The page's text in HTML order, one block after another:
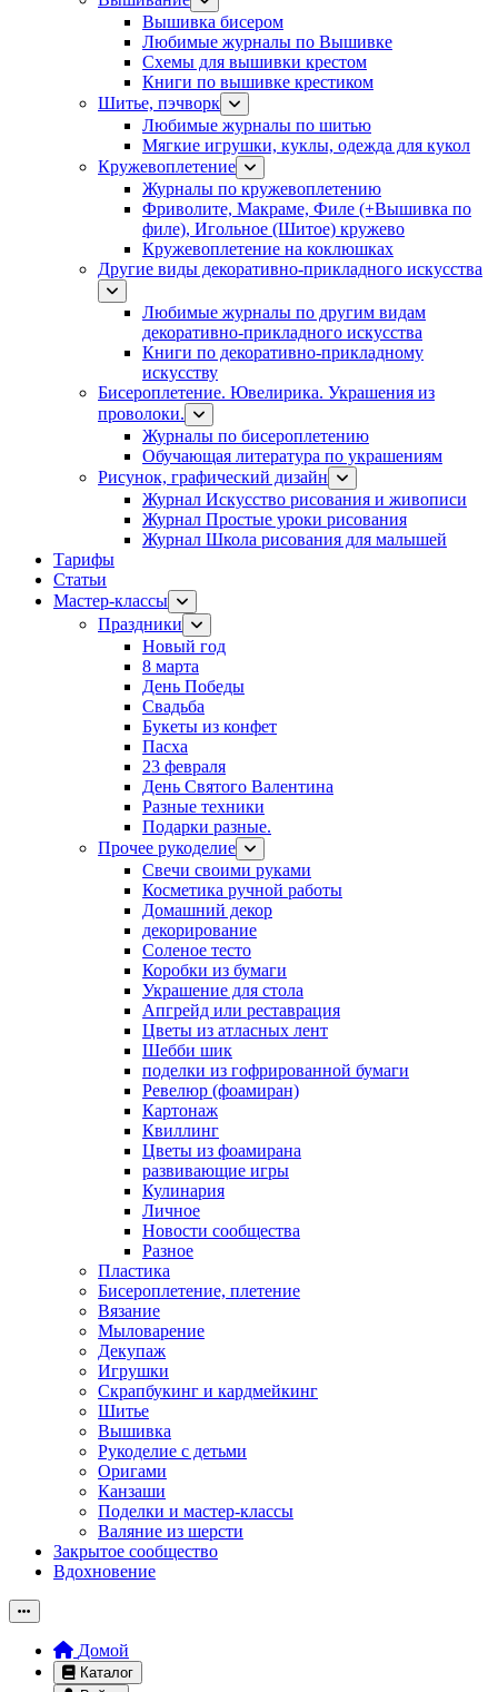
Вышивка бисером
Любимые журналы по Вышивке
Схемы для вышивки крестом
Книги по вышивке крестиком
Шитье, пэчворк
Любимые журналы по шитью
Мягкие игрушки, куклы, одежда для кукол
Кружевоплетение
Журналы по кружевоплетению
Фриволите, Макраме, Филе (+Вышивка по
филе), Игольное (Шитое) кружево
Кружевоплетение на коклюшках
Другие виды декоративно-прикладного искусства
Любимые журналы по другим видам
декоративно-прикладного искусства
Книги по декоративно-прикладному
искусству
Бисероплетение. Ювелирика. Украшения из
проволоки.
Журналы по бисероплетению
Обучающая литература по украшениям
Рисунок, графический дизайн
Журнал Искусство рисования и живописи
Журнал Простые уроки рисования
Журнал Школа рисования для малышей
Тарифы
Статьи
Мастер-классы
Праздники
Новый год
8 марта
День Победы
Свадьба
Букеты из конфет
Пасха
23 февраля
День Святого Валентина
Разные техники
Подарки разные.
Прочее рукоделие
Свечи своими руками
Косметика ручной работы
Домашний декор
декорирование
Соленое тесто
Коробки из бумаги
Украшение для стола
Апгрейд или реставрация
Цветы из атласных лент
Шебби шик
поделки из гофрированной бумаги
Ревелюр (фоамиран)
Картонаж
Квиллинг
Цветы из фоамирана
развивающие игры
Кулинария
Личное
Новости сообщества
Разное
Пластика
Бисероплетение, плетение
Вязание
Мыловарение
Декупаж
Игрушки
Скрапбукинг и кардмейкинг
Шитье
Вышивка
Рукоделие с детьми
Оригами
Канзаши
Поделки и мастер-классы
Валяние из шерсти
Закрытое сообщество
Вдохновение
Домой
Каталог